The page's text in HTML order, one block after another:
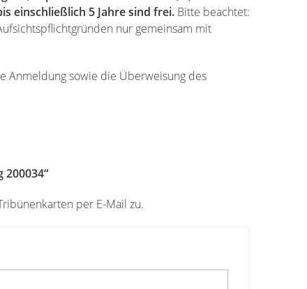
einschließlich 5 Jahre sind frei. Bitte beachtet:
nur gemeinsam mit
Anmeldung sowie die Überweisung des
per E-Mail zu.